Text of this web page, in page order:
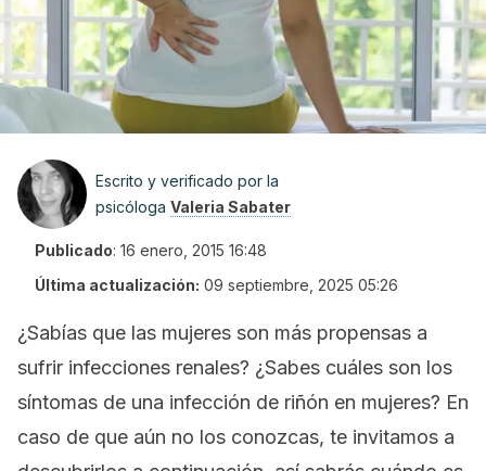
Escrito y verificado por la
psicóloga Valeria Sabater
Publicado: 16 enero, 2015 16:48
Última actualización: 09 septiembre, 2025 05:26
¿Sabías que las mujeres son más propensas a
sufrir infecciones renales? ¿Sabes cuáles son los
síntomas de una infección de riñón en mujeres? En
caso de que aún no los conozcas, te invitamos a